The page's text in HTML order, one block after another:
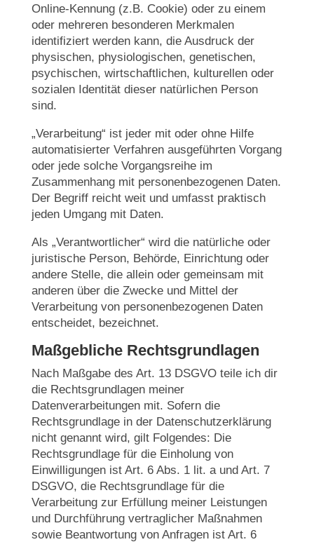
Online-Kennung (z.B. Cookie) oder zu einem
oder mehreren besonderen Merkmalen
identifiziert werden kann, die Ausdruck der
physischen, physiologischen, genetischen,
psychischen, wirtschaftlichen, kulturellen oder
sozialen Identität dieser natürlichen Person
sind.
„Verarbeitung“ ist jeder mit oder ohne Hilfe
automatisierter Verfahren ausgeführten Vorgang
oder jede solche Vorgangsreihe im
Zusammenhang mit personenbezogenen Daten.
Der Begriff reicht weit und umfasst praktisch
jeden Umgang mit Daten.
Als „Verantwortlicher“ wird die natürliche oder
juristische Person, Behörde, Einrichtung oder
andere Stelle, die allein oder gemeinsam mit
anderen über die Zwecke und Mittel der
Verarbeitung von personenbezogenen Daten
entscheidet, bezeichnet.
Maßgebliche Rechtsgrundlagen
Nach Maßgabe des Art. 13 DSGVO teile ich dir
die Rechtsgrundlagen meiner
Datenverarbeitungen mit. Sofern die
Rechtsgrundlage in der Datenschutzerklärung
nicht genannt wird, gilt Folgendes: Die
Rechtsgrundlage für die Einholung von
Einwilligungen ist Art. 6 Abs. 1 lit. a und Art. 7
DSGVO, die Rechtsgrundlage für die
Verarbeitung zur Erfüllung meiner Leistungen
und Durchführung vertraglicher Maßnahmen
sowie Beantwortung von Anfragen ist Art. 6